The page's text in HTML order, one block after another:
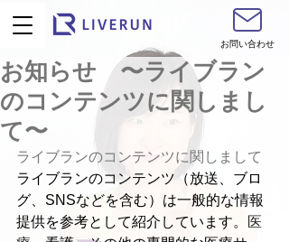
お問い合わせ
お知らせ 〜ライブラン
のコンテンツに関しまし
て〜
ライブランのコンテンツに関しまして
ライブランのコンテンツ（放送、ブロ
グ、SNSなどを含む）は一般的な情報
提供を参考として紹介しています。
医